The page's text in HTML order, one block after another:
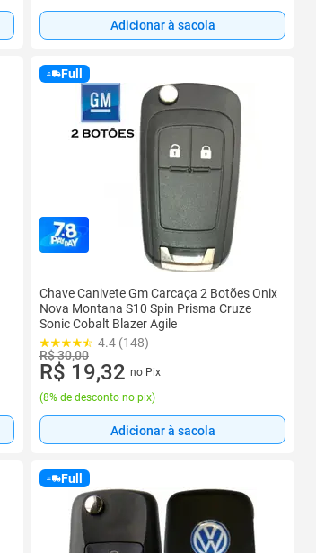
Adicionar à sacola
Full
Chave Canivete Gm Carcaça 2 Botões Onix
Nova Montana S10 Spin Prisma Cruze
Sonic Cobalt Blazer Agile
4.4 (148)
R$ 30,00
R$ 19,32 no Pix
(8% de desconto no pix)
Adicionar à sacola
Full